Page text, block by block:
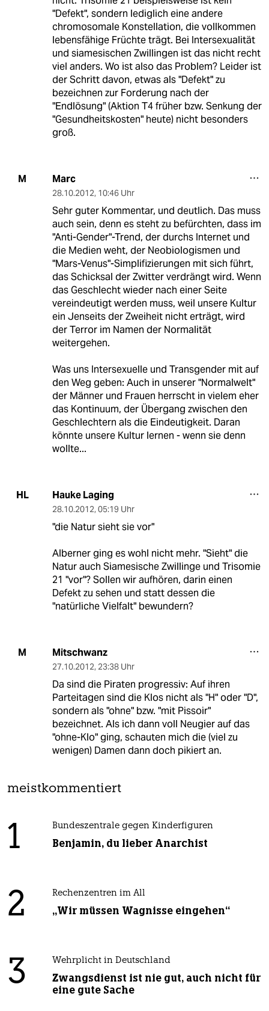
"Defekt", sondern lediglich eine andere
chromosomale Konstellation, die vollkommen
lebensfähige Früchte trägt. Bei Intersexualität
und siamesischen Zwillingen ist das nicht recht
viel anders. Wo ist also das Problem? Leider ist
der Schritt davon, etwas als "Defekt" zu
bezeichnen zur Forderung nach der
"Endlösung" (Aktion T4 früher bzw. Senkung der
"Gesundheitskosten" heute) nicht besonders
groß.
M Marc
28.10.2012, 10:46 Uhr
Sehr guter Kommentar, und deutlich. Das muss
auch sein, denn es steht zu befürchten, dass im
"Anti-Gender"-Trend, der durchs Internet und
die Medien weht, der Neobiologismen und
"Mars-Venus"-Simplifizierungen mit sich führt,
das Schicksal der Zwitter verdrängt wird. Wenn
das Geschlecht wieder nach einer Seite
vereindeutigt werden muss, weil unsere Kultur
ein Jenseits der Zweiheit nicht erträgt, wird
der Terror im Namen der Normalität
weitergehen.
Was uns Intersexuelle und Transgender mit auf
den Weg geben: Auch in unserer "Normalwelt"
der Männer und Frauen herrscht in vielem eher
das Kontinuum, der Übergang zwischen den
Geschlechtern als die Eindeutigkeit. Daran
könnte unsere Kultur lernen - wenn sie denn
wollte...
HL Hauke Laging
28.10.2012, 05:19 Uhr
"die Natur sieht sie vor"
Alberner ging es wohl nicht mehr. "Sieht" die
Natur auch Siamesische Zwillinge und Trisomie
21 "vor"? Sollen wir aufhören, darin einen
Defekt zu sehen und statt dessen die
"natürliche Vielfalt" bewundern?
M Mitschwanz
27.10.2012, 23:38 Uhr
Da sind die Piraten progressiv: Auf ihren
Parteitagen sind die Klos nicht als "H" oder "D",
sondern als "ohne" bzw. "mit Pissoir"
bezeichnet. Als ich dann voll Neugier auf das
"ohne-Klo" ging, schauten mich die (viel zu
wenigen) Damen dann doch pikiert an.
meistkommentiert
1 Bundeszentrale gegen Kinderfiguren
Benjamin, du lieber Anarchist
2 Rechenzentren im All
„Wir müssen Wagnisse eingehen“
3 Wehrplicht in Deutschland
Zwangsdienst ist nie gut, auch nicht für
eine gute Sache